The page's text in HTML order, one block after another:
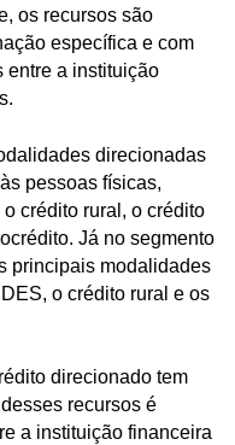
os recursos são
específica e com
entre a instituição
direcionadas
pessoas físicas,
crédito rural, o crédito
Já no segmento
principais modalidades
o crédito rural e os
direcionado tem
recursos é
a instituição financeira